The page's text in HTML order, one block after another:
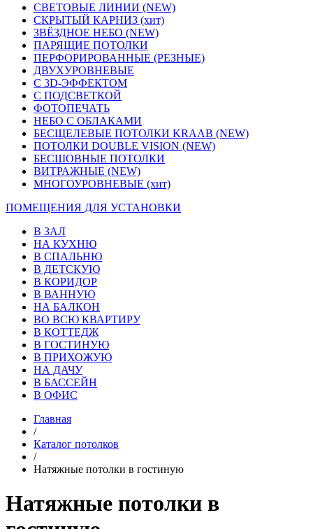
СВЕТОВЫЕ ЛИНИИ (NEW)
СКРЫТЫЙ КАРНИЗ (хит)
ЗВЁЗДНОЕ НЕБО (NEW)
ПАРЯЩИЕ ПОТОЛКИ
ПЕРФОРИРОВАННЫЕ (РЕЗНЫЕ)
ДВУХУРОВНЕВЫЕ
С 3D-ЭФФЕКТОМ
С ПОДСВЕТКОЙ
ФОТОПЕЧАТЬ
НЕБО С ОБЛАКАМИ
БЕСЩЕЛЕВЫЕ ПОТОЛКИ KRAAB (NEW)
ПОТОЛКИ DOUBLE VISION (NEW)
БЕСШОВНЫЕ ПОТОЛКИ
ВИТРАЖНЫЕ (NEW)
МНОГОУРОВНЕВЫЕ (хит)
ПОМЕЩЕНИЯ ДЛЯ УСТАНОВКИ
В ЗАЛ
НА КУХНЮ
В СПАЛЬНЮ
В ДЕТСКУЮ
В КОРИДОР
В ВАННУЮ
НА БАЛКОН
ВО ВСЮ КВАРТИРУ
В КОТТЕДЖ
В ГОСТИНУЮ
В ПРИХОЖУЮ
НА ДАЧУ
В БАССЕЙН
В ОФИС
Главная
/
Каталог потолков
/
Натяжные потолки в гостиную
Натяжные потолки в